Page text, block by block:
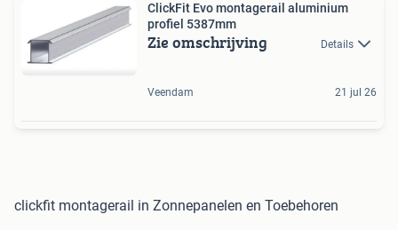
ClickFit Evo montagerail aluminium
profiel 5387mm
Zie omschrijving Details
Veendam 21 jul 26
clickfit montagerail in Zonnepanelen en Toebehoren